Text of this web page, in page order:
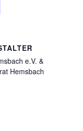
e.V. &
Hemsbach